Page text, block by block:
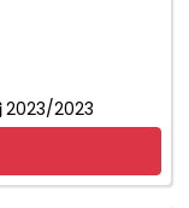
2023/2023